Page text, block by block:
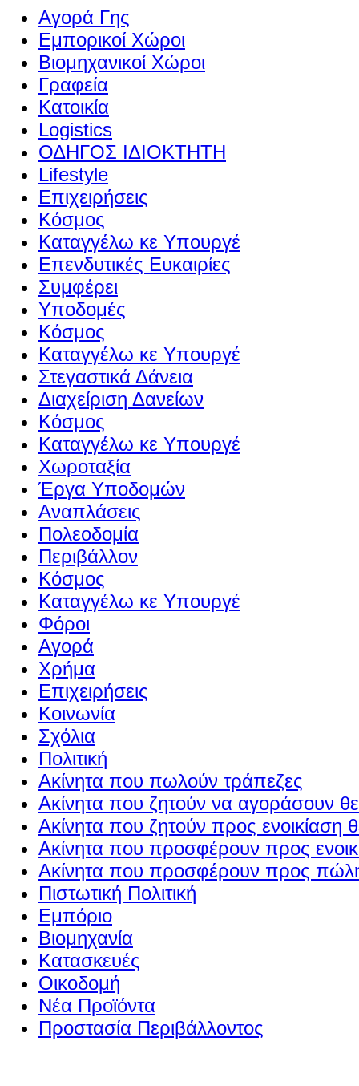
Αγορά Γης
Εμπορικοί Χώροι
Βιομηχανικοί Χώροι
Γραφεία
Κατοικία
Logistics
ΟΔΗΓΟΣ ΙΔΙΟΚΤΗΤΗ
Lifestyle
Επιχειρήσεις
Κόσμος
Καταγγέλω κε Υπουργέ
Επενδυτικές Ευκαιρίες
Συμφέρει
Υποδομές
Κόσμος
Καταγγέλω κε Υπουργέ
Στεγαστικά Δάνεια
Διαχείριση Δανείων
Κόσμος
Καταγγέλω κε Υπουργέ
Χωροταξία
Έργα Υποδομών
Αναπλάσεις
Πολεοδομία
Περιβάλλον
Κόσμος
Καταγγέλω κε Υπουργέ
Φόροι
Αγορά
Χρήμα
Επιχειρήσεις
Κοινωνία
Σχόλια
Πολιτική
Ακίνητα που πωλούν τράπεζες
Ακίνητα που ζητούν να αγοράσουν
Ακίνητα που ζητούν προς ενοικίαση
Ακίνητα που προσφέρουν προς
Ακίνητα που προσφέρουν προς
Πιστωτική Πολιτική
Εμπόριο
Βιομηχανία
Κατασκευές
Οικοδομή
Νέα Προϊόντα
Προστασία Περιβάλλοντος